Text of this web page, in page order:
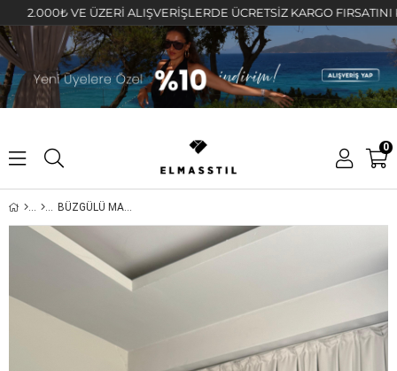
VE ÜZERİ ALIŞVERİŞLERDE ÜCRETSİZ KARGO FIRSATINI
0
BÜZGÜLÜ MADONNA YAKA BLUZ